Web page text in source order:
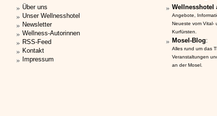
Über uns
Unser Wellnesshotel
Newsletter
Wellness-Autorinnen
RSS-Feed
Kontakt
Impressum
Wellnesshotel
Angebote,
Neueste vom Vital-
Kurfürsten.
Mosel-Blog:
Alles rund um das
Veranstaltungen
an der Mosel.